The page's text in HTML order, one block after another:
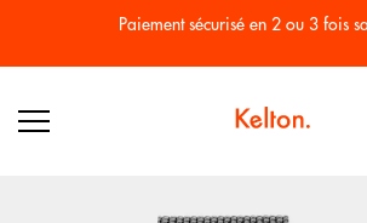
Paiement sécurisé en 2 ou 3 fois